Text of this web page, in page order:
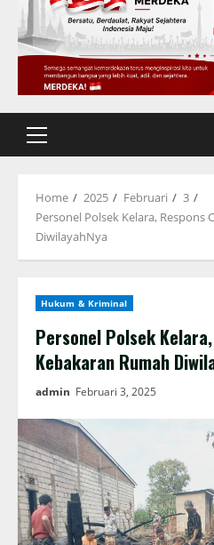
Primary
Home 2025 Februari
3
Personel Polsek Kelara, Respons
DiwilayahNya
Hukum & Kriminal
Personel Polsek
Kebakaran Rumah
admin Februari 3, 2025